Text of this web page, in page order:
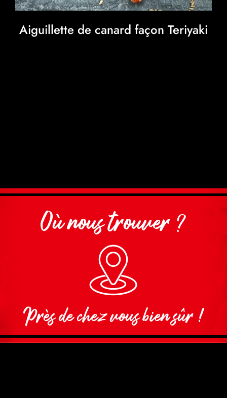
Aiguillette de canard façon Teriyaki
Où nous trouver ?
Près de chez vous bien sûr !